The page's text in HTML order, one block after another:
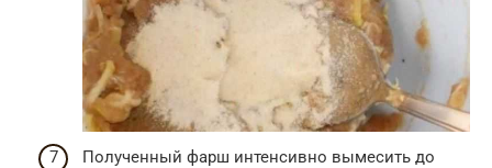
Полученный фарш интенсивно вымесить до